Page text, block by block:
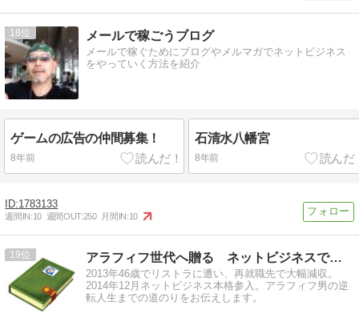
18 メールで稼ごうブログ
メールで稼ぐためにブログやメルマガでネットビジネス
をやっていく方法を紹介
ゲームの広告の仲間募集！
8年前
石清水八幡宮
8年前
1783133
週間IN:10 週間OUT:250 月間IN:10
19 アラフィフ世代へ贈る ネットビジネスで叶える理想の生き方
2013年46歳でリストラに遭い、再就職先で大幅減収。
2014年12月ネットビジネス本格参入。アラフィフ男の逆
転人生までの道のりをお伝えします。